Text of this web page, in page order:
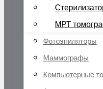
МРТ
Фотоэпиляторы
Маммографы
Компьютерные